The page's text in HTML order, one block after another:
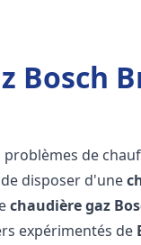
Bosch
problèmes de
disposer d'une
chaudière gaz
expérimentés de